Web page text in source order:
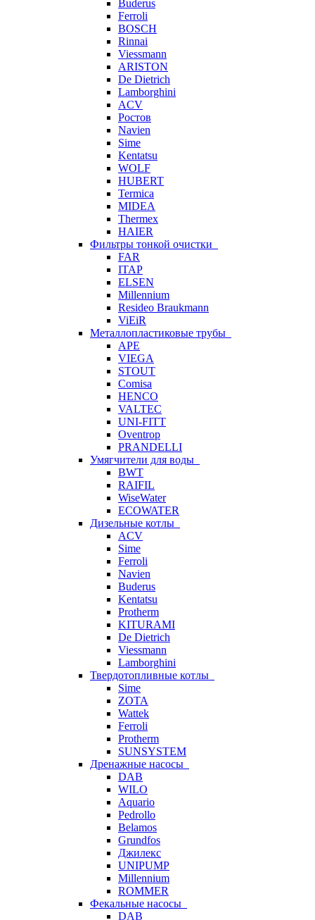
Buderus
Ferroli
BOSCH
Rinnai
Viessmann
ARISTON
De Dietrich
Lamborghini
ACV
Ростов
Navien
Sime
Kentatsu
WOLF
HUBERT
Termica
MIDEA
Thermex
HAIER
Фильтры тонкой очистки
FAR
ITAP
ELSEN
Millennium
Resideo Braukmann
ViEiR
Металлопластиковые трубы
APE
VIEGA
STOUT
Comisa
HENCO
VALTEC
UNI-FITT
Oventrop
PRANDELLI
Умягчители для воды
BWT
RAIFIL
WiseWater
ECOWATER
Дизельные котлы
ACV
Sime
Ferroli
Navien
Buderus
Kentatsu
Protherm
KITURAMI
De Dietrich
Viessmann
Lamborghini
Твердотопливные котлы
Sime
ZOTA
Wattek
Ferroli
Protherm
SUNSYSTEM
Дренажные насосы
DAB
WILO
Aquario
Pedrollo
Belamos
Grundfos
Джилекс
UNIPUMP
Millennium
ROMMER
Фекальные насосы
DAB